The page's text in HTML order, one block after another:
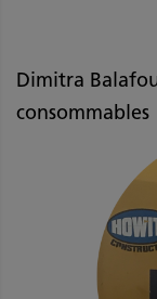
Dimitra
consommables